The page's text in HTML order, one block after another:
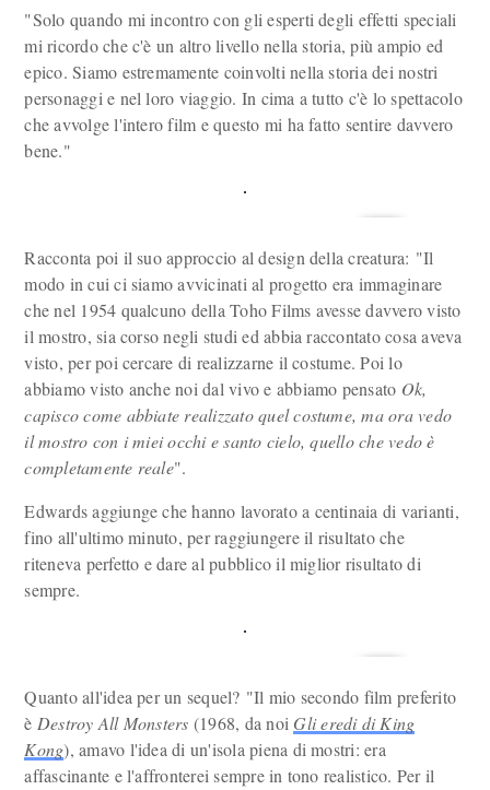
"Solo quando mi incontro con gli esperti degli effetti speciali
mi ricordo che c'è un altro livello nella storia, più ampio ed
epico. Siamo estremamente coinvolti nella storia dei nostri
personaggi e nel loro viaggio. In cima a tutto c'è lo spettacolo
che avvolge l'intero film e questo mi ha fatto sentire davvero
bene."
Racconta poi il suo approccio al design della creatura: "Il
modo in cui ci siamo avvicinati al progetto era immaginare
che nel 1954 qualcuno della Toho Films avesse davvero visto
il mostro, sia corso negli studi ed abbia raccontato cosa aveva
visto, per poi cercare di realizzarne il costume. Poi lo
abbiamo visto anche noi dal vivo e abbiamo pensato Ok,
capisco come abbiate realizzato quel costume, ma ora vedo
il mostro con i miei occhi e santo cielo, quello che vedo è
completamente reale".
Edwards aggiunge che hanno lavorato a centinaia di varianti,
fino all'ultimo minuto, per raggiungere il risultato che
riteneva perfetto e dare al pubblico il miglior risultato di
sempre.
Quanto all'idea per un sequel? "Il mio secondo film preferito
è Destroy All Monsters (1968, da noi Gli eredi di King
Kong), amavo l'idea di un'isola piena di mostri: era
affascinante e l'affronterei sempre in tono realistico. Per il